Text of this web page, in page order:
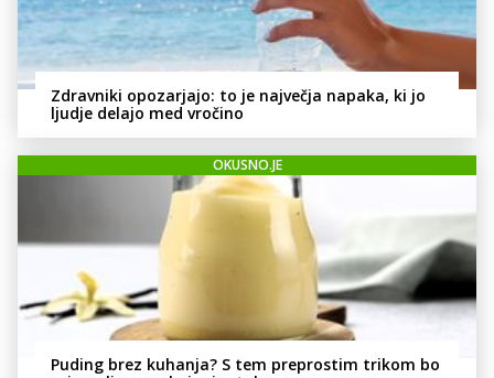
Zdravniki opozarjajo: to je največja napaka, ki jo
ljudje delajo med vročino
OKUSNO.JE
Puding brez kuhanja? S tem preprostim trikom bo